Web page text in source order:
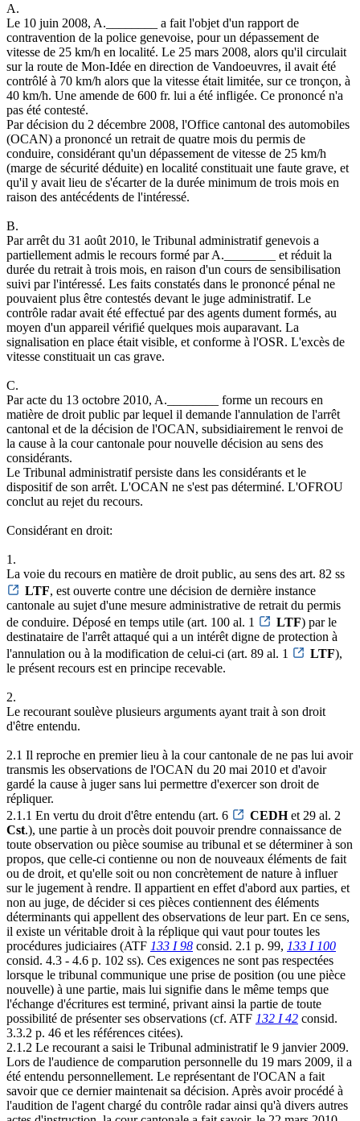
A.
Le 10 juin 2008, A.________ a fait l'objet d'un rapport de
contravention de la police genevoise, pour un dépassement de
vitesse de 25 km/h en localité. Le 25 mars 2008, alors qu'il circulait
sur la route de Mon-Idée en direction de Vandoeuvres, il avait été
contrôlé à 70 km/h alors que la vitesse était limitée, sur ce tronçon, à
40 km/h. Une amende de 600 fr. lui a été infligée. Ce prononcé n'a
pas été contesté.
Par décision du 2 décembre 2008, l'Office cantonal des automobiles
(OCAN) a prononcé un retrait de quatre mois du permis de
conduire, considérant qu'un dépassement de vitesse de 25 km/h
(marge de sécurité déduite) en localité constituait une faute grave, et
qu'il y avait lieu de s'écarter de la durée minimum de trois mois en
raison des antécédents de l'intéressé.
B.
Par arrêt du 31 août 2010, le Tribunal administratif genevois a
partiellement admis le recours formé par A.________ et réduit la
durée du retrait à trois mois, en raison d'un cours de sensibilisation
suivi par l'intéressé. Les faits constatés dans le prononcé pénal ne
pouvaient plus être contestés devant le juge administratif. Le
contrôle radar avait été effectué par des agents dument formés, au
moyen d'un appareil vérifié quelques mois auparavant. La
signalisation en place était visible, et conforme à l'OSR. L'excès de
vitesse constituait un cas grave.
C.
Par acte du 13 octobre 2010, A.________ forme un recours en
matière de droit public par lequel il demande l'annulation de l'arrêt
cantonal et de la décision de l'OCAN, subsidiairement le renvoi de
la cause à la cour cantonale pour nouvelle décision au sens des
considérants.
Le Tribunal administratif persiste dans les considérants et le
dispositif de son arrêt. L'OCAN ne s'est pas déterminé. L'OFROU
conclut au rejet du recours.
Considérant en droit:
1.
La voie du recours en matière de droit public, au sens des art. 82 ss
LTF, est ouverte contre une décision de dernière instance
cantonale au sujet d'une mesure administrative de retrait du permis
de conduire. Déposé en temps utile (art. 100 al. 1
LTF) par le
destinataire de l'arrêt attaqué qui a un intérêt digne de protection à
l'annulation ou à la modification de celui-ci (art. 89 al. 1
LTF),
le présent recours est en principe recevable.
2.
Le recourant soulève plusieurs arguments ayant trait à son droit
d'être entendu.
2.1 Il reproche en premier lieu à la cour cantonale de ne pas lui avoir
transmis les observations de l'OCAN du 20 mai 2010 et d'avoir
gardé la cause à juger sans lui permettre d'exercer son droit de
répliquer.
2.1.1 En vertu du droit d'être entendu (art. 6
CEDHet 29 al. 2
Cst.), une partie à un procès doit pouvoir prendre connaissance de
toute observation ou pièce soumise au tribunal et se déterminer à son
propos, que celle-ci contienne ou non de nouveaux éléments de fait
ou de droit, et qu'elle soit ou non concrètement de nature à influer
sur le jugement à rendre. Il appartient en effet d'abord aux parties, et
non au juge, de décider si ces pièces contiennent des éléments
déterminants qui appellent des observations de leur part. En ce sens,
il existe un véritable droit à la réplique qui vaut pour toutes les
procédures judiciaires (ATF 133 I 98 consid. 2.1 p. 99, 133 I 100
consid. 4.3 - 4.6 p. 102 ss). Ces exigences ne sont pas respectées
lorsque le tribunal communique une prise de position (ou une pièce
nouvelle) à une partie, mais lui signifie dans le même temps que
l'échange d'écritures est terminé, privant ainsi la partie de toute
possibilité de présenter ses observations (cf. ATF 132 I 42 consid.
3.3.2 p. 46 et les références citées).
2.1.2 Le recourant a saisi le Tribunal administratif le 9 janvier 2009.
Lors de l'audience de comparution personnelle du 19 mars 2009, il a
été entendu personnellement. Le représentant de l'OCAN a fait
savoir que ce dernier maintenait sa décision. Après avoir procédé à
l'audition de l'agent chargé du contrôle radar ainsi qu'à divers autres